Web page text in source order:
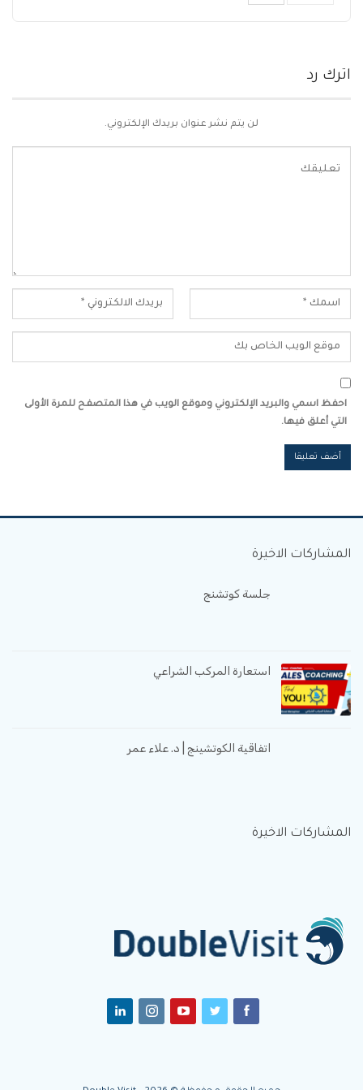
اترك رد
لن يتم نشر عنوان بريدك الإلكتروني.
احفظ اسمي والبريد الإلكتروني وموقع الويب في هذا المتصفح للمرة الأولى
التي أعلق فيها.
المشاركات الاخيرة
جلسة كوتشنج
استعارة المركب الشراعي
اتفاقية الكوتشينج | د. علاء عمر
المشاركات الاخيرة